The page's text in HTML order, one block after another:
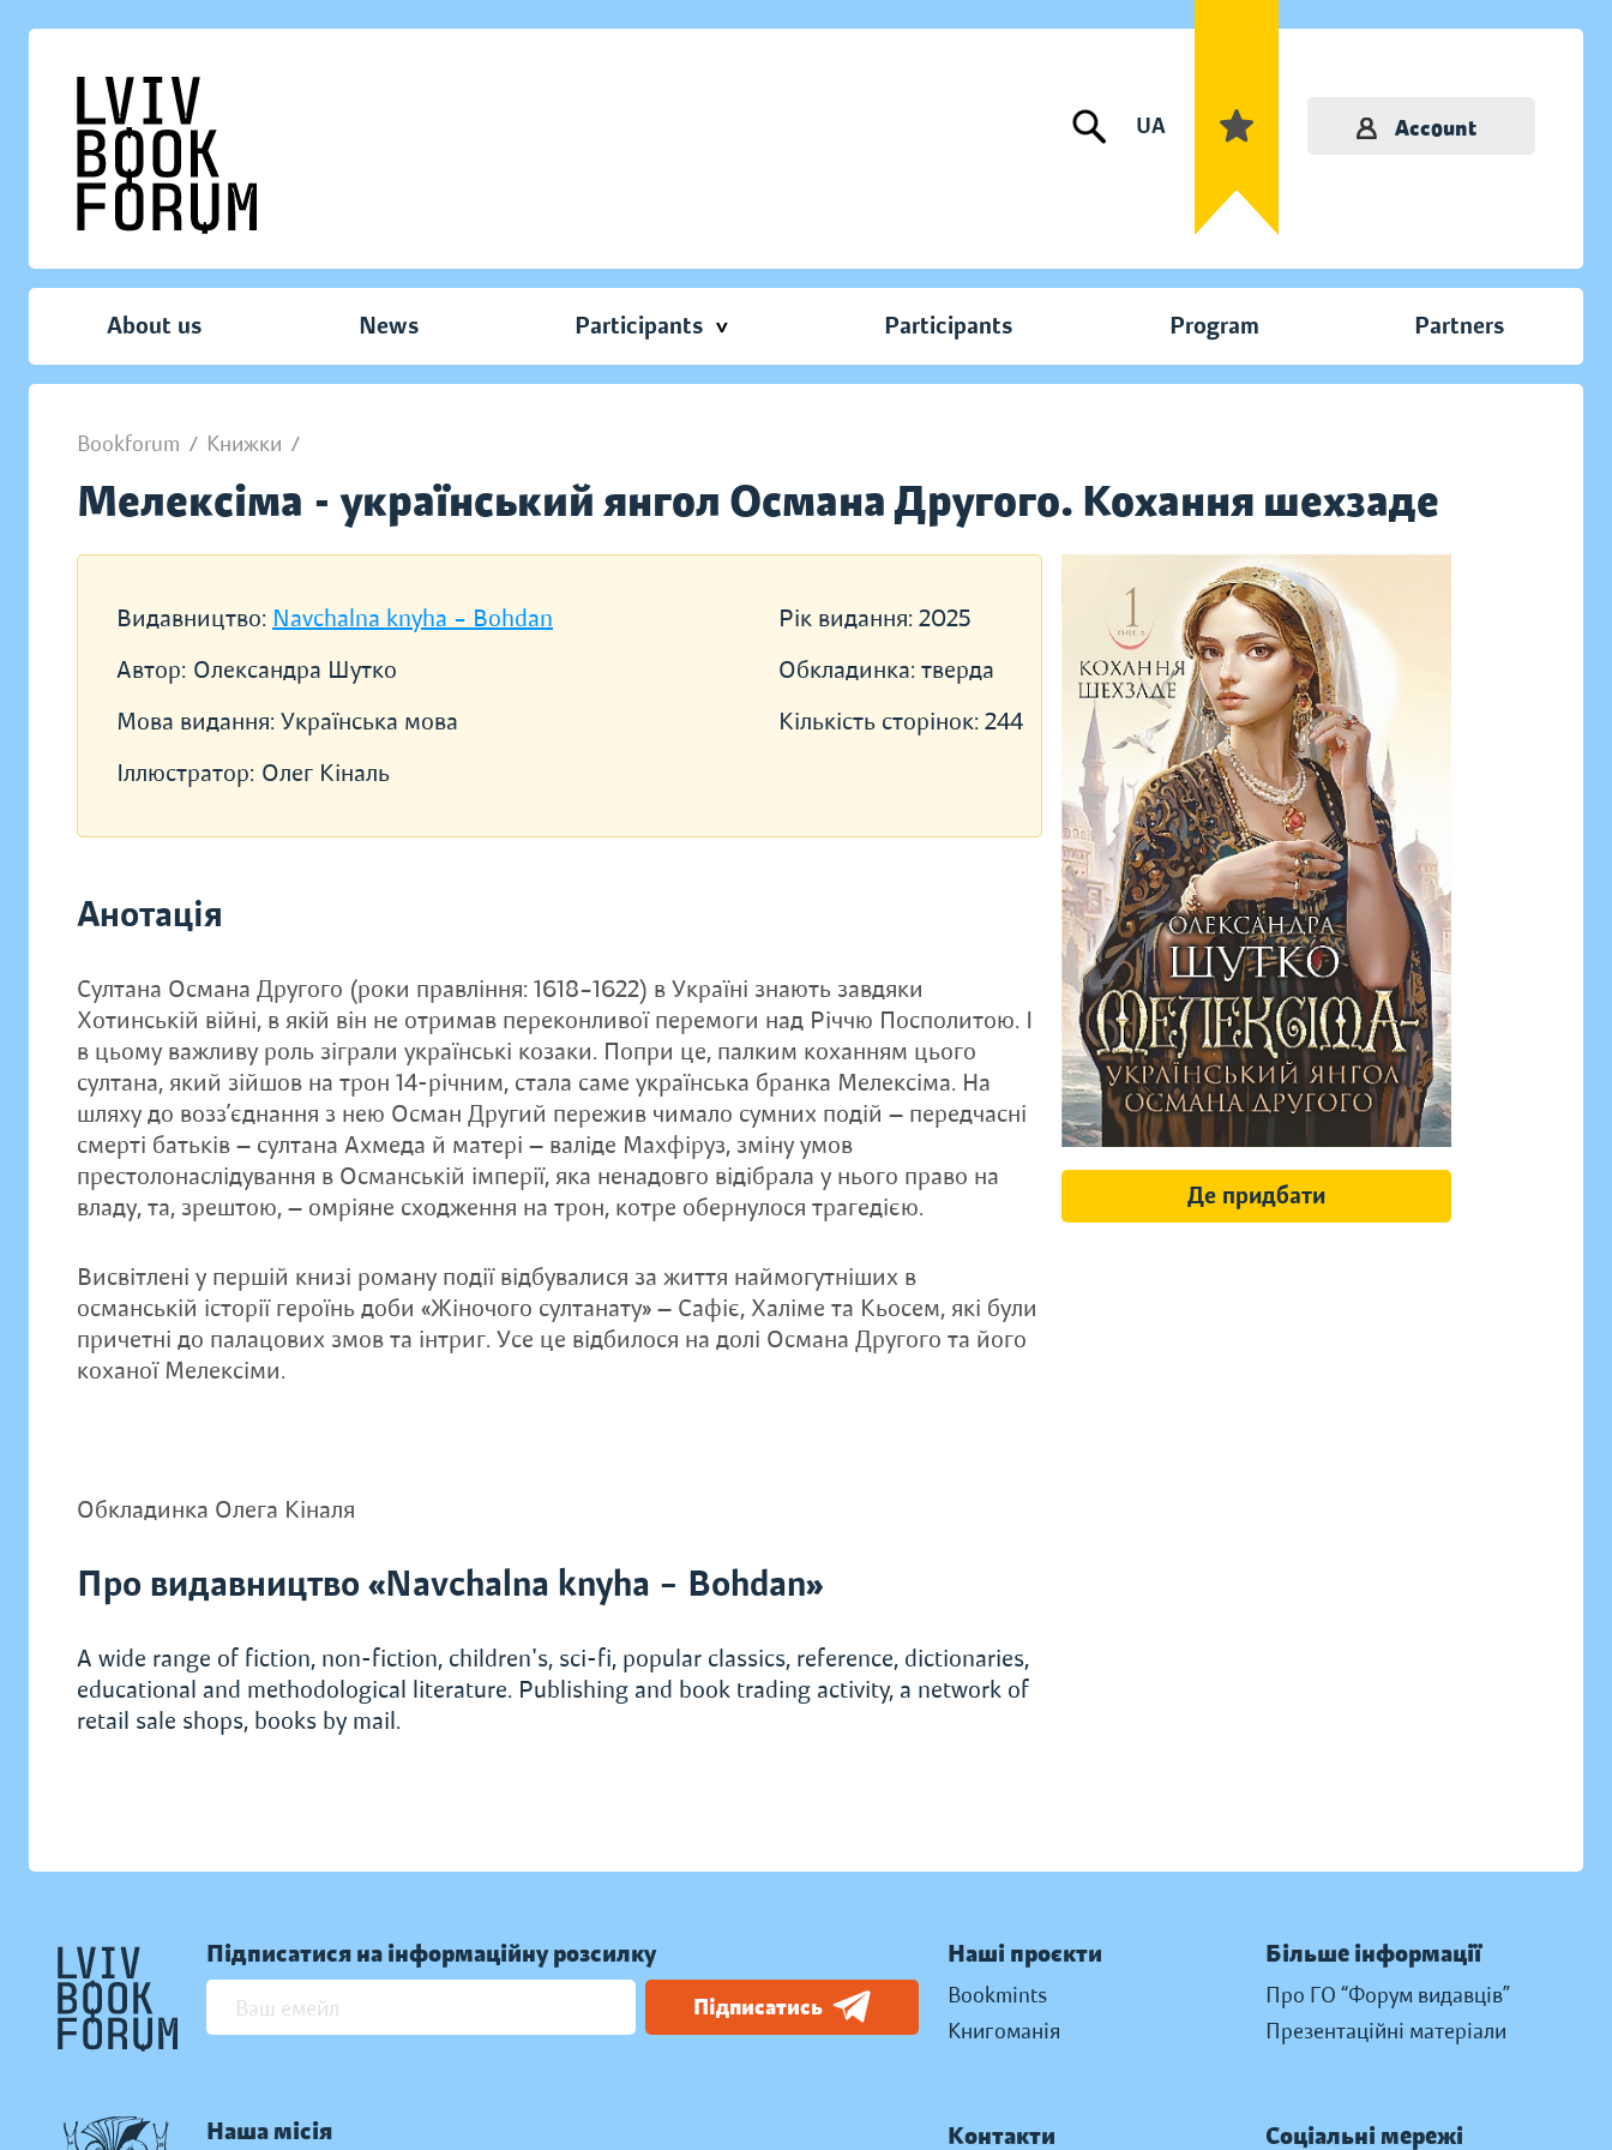
UA Account
About us News Participants Participants Program Partners
Bookforum / Книжки /
Мелексіма - український янгол Османа Другого. Кохання шехзаде
Видавництво: Navchalna knyha – Bohdan
Автор: Олександра Шутко
Мова видання: Українська мова
Іллюстратор: Олег Кіналь
Рік видання: 2025
Обкладинка: тверда
Кількість сторінок: 244
Анотація
Султана Османа Другого (роки правління: 1618–1622) в Україні знають завдяки
Хотинській війні, в якій він не отримав переконливої перемоги над Річчю Посполитою. І
в цьому важливу роль зіграли українські козаки. Попри це, палким коханням цього
султана, який зійшов на трон 14-річним, стала саме українська бранка Мелексіма. На
шляху до возз’єднання з нею Осман Другий пережив чимало сумних подій — передчасні
смерті батьків — султана Ахмеда й матері — валіде Махфіруз, зміну умов
престолонаслідування в Османській імперії, яка ненадовго відібрала у нього право на
владу, та, зрештою, — омріяне сходження на трон, котре обернулося трагедією.
Висвітлені у першій книзі роману події відбувалися за життя наймогутніших в
османській історії героїнь доби «Жіночого султанату» — Сафіє, Халіме та Кьосем, які були
причетні до палацових змов та інтриг. Усе це відбилося на долі Османа Другого та його
коханої Мелексіми.
Обкладинка Олега Кіналя
Про видавництво «Navchalna knyha – Bohdan»
A wide range of fiction, non-fiction, children's, sci-fi, popular classics, reference, dictionaries,
educational and methodological literature. Publishing and book trading activity, a network of
retail sale shops, books by mail.
Де придбати
Підписатися на інформаційну розсилку
Підписатись
Наша місія
Наші проєкти
Bookmints
Книгоманія
Більше інформації
Про ГО “Форум видавців”
Презентаційні матеріали
Контакти Соціальні мережі